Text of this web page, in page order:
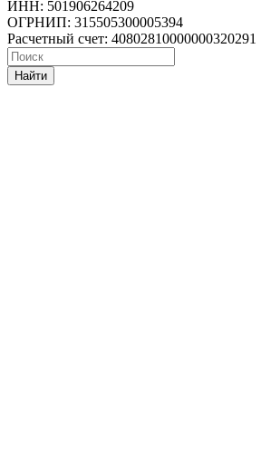
ИНН: 501906264209
ОГРНИП: 315505300005394
Расчетный счет: 40802810000000320291
Найти